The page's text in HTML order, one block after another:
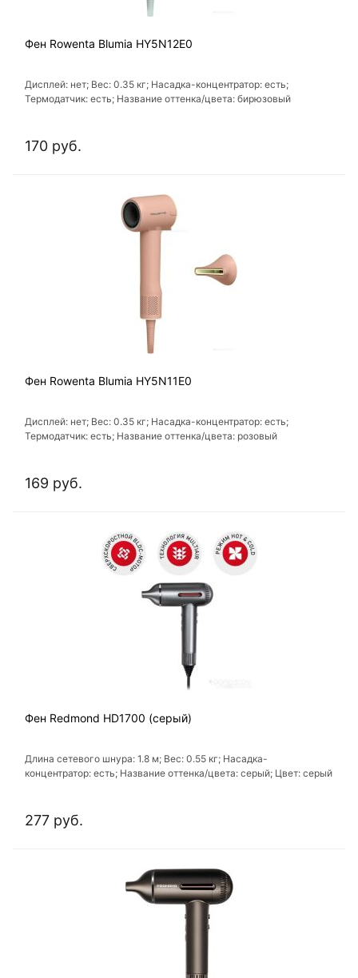
Фен Rowenta Blumia HY5N12E0
Дисплей: нет; Вес: 0.35 кг; Насадка-концентратор: есть;
Термодатчик: есть; Название оттенка/цвета: бирюзовый
170 руб.
Фен Rowenta Blumia HY5N11E0
Дисплей: нет; Вес: 0.35 кг; Насадка-концентратор: есть;
Термодатчик: есть; Название оттенка/цвета: розовый
169 руб.
Фен Redmond HD1700 (серый)
Длина сетевого шнура: 1.8 м; Вес: 0.55 кг; Насадка-
концентратор: есть; Название оттенка/цвета: серый; Цвет: серый
277 руб.